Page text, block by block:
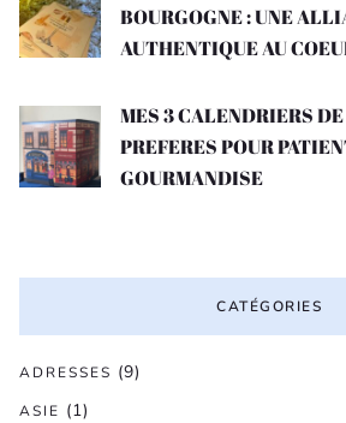
BOURGOGNE : UNE
AUTHENTIQUE AU
MES 3 CALENDRIERS DE
PREFERES POUR
GOURMANDISE
CATÉGORIES
ADRESSES (9)
ASIE (1)